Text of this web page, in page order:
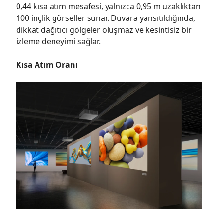
0,44 kısa atım mesafesi, yalnızca 0,95 m uzaklıktan
100 inçlik görseller sunar. Duvara yansıtıldığında,
dikkat dağıtıcı gölgeler oluşmaz ve kesintisiz bir
izleme deneyimi sağlar.
Kısa Atım Oranı